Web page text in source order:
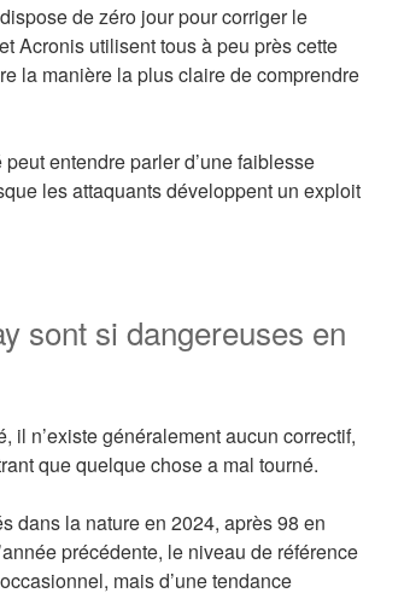
de zéro jour pour corriger le
Acronis utilisent tous à peu près cette
la manière la plus claire de comprendre
entendre parler d’une faiblesse
les attaquants développent un exploit
sont si dangereuses en
il n’existe généralement aucun correctif,
que quelque chose a mal tourné.
dans la nature en 2024, après 98 en
précédente, le niveau de référence
mais d’une tendance